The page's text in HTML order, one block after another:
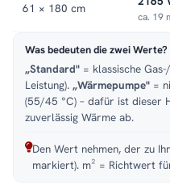
61 × 180 cm
ca. 19
Was bedeuten die zwei Werte?
„Standard" = klassische
Leistung). „Wärmepumpe" =
(55/45 °C) – dafür ist dieser
zuverlässig Wärme ab.
Den Wert nehmen, der zu
markiert). m² = Richtwert